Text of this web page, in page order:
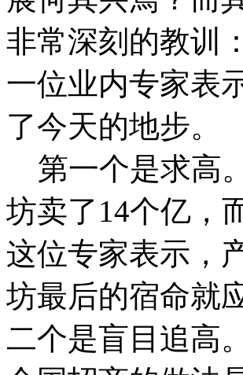
非常深刻的教训
一位业内专家表
了今天的地步。
第一个是求高
坊卖了14个亿，
这位专家表示，
坊最后的宿命就
二个是盲目追高